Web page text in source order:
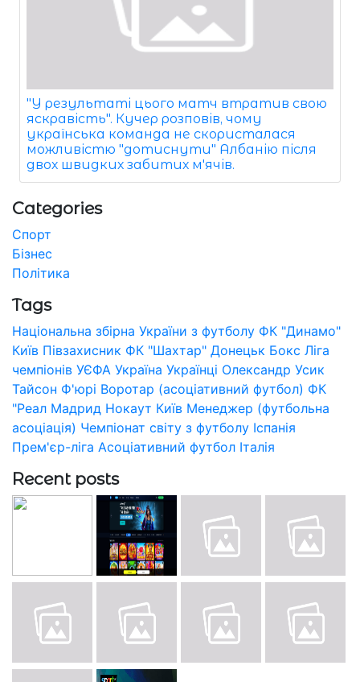
"У результаті цього матч втратив свою
яскравість". Кучер розповів, чому
українська команда не скористалася
можливістю "дотиснути" Албанію після
двох швидких забитих м'ячів.
Categories
Спорт
Бізнес
Політика
Tags
Національна збірна України з футболу ФК "Динамо"
Київ Півзахисник ФК "Шахтар" Донецьк Бокс Ліга
чемпіонів УЄФА Україна Українці Олександр Усик
Тайсон Ф'юрі Воротар (асоціативний футбол) ФК
"Реал Мадрид Нокаут Київ Менеджер (футбольна
асоціація) Чемпіонат світу з футболу Іспанія
Прем'єр-ліга Асоціативний футбол Італія
Recent posts